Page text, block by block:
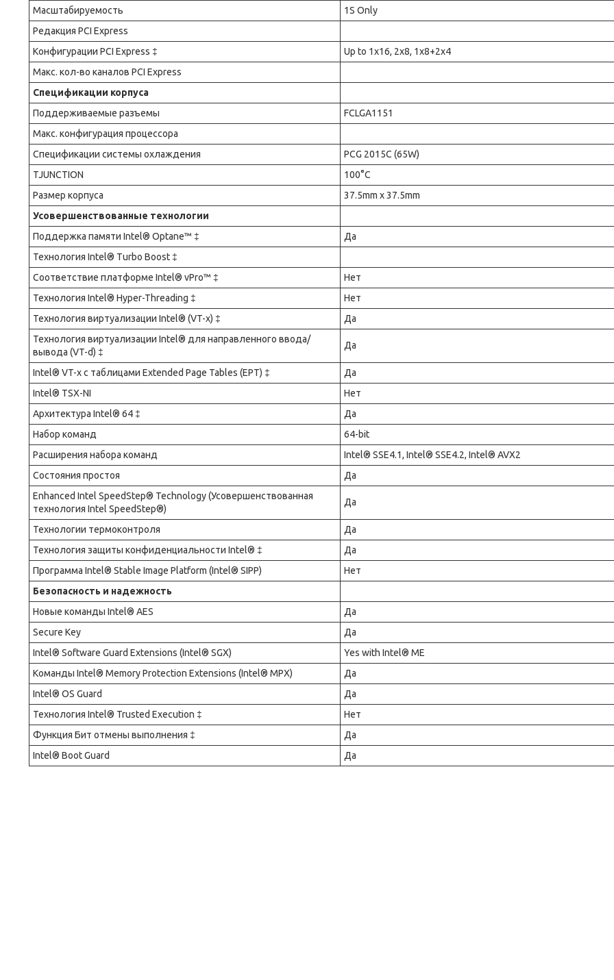
Масштабируемость
1S Only
Редакция PCI Express
Конфигурации PCI Express ‡
Up to 1x16, 2x8, 1x8+2x4
Макс. кол-во каналов PCI Express
Спецификации корпуса
Поддерживаемые разъемы
FCLGA1151
Макс. конфигурация процессора
Спецификации системы охлаждения
PCG 2015C (65W)
TJUNCTION
100°C
Размер корпуса
37.5mm x 37.5mm
Усовершенствованные технологии
Поддержка памяти Intel® Optane™ ‡
Да
Технология Intel® Turbo Boost ‡
Соответствие платформе Intel® vPro™ ‡
Нет
Технология Intel® Hyper-Threading ‡
Нет
Технология виртуализации Intel® (VT-x) ‡
Да
Технология виртуализации Intel® для направленного ввода/
вывода (VT-d) ‡
Да
Intel® VT-x с таблицами Extended Page Tables (EPT) ‡
Да
Intel® TSX-NI
Нет
Архитектура Intel® 64 ‡
Да
Набор команд
64-bit
Расширения набора команд
Intel® SSE4.1, Intel® SSE4.2, Intel® AVX2
Состояния простоя
Да
Enhanced Intel SpeedStep® Technology (Усовершенствованная
технология Intel SpeedStep®)
Да
Технологии термоконтроля
Да
Технология защиты конфиденциальности Intel® ‡
Да
Программа Intel® Stable Image Platform (Intel® SIPP)
Нет
Безопасность и надежность
Новые команды Intel® AES
Да
Secure Key
Да
Intel® Software Guard Extensions (Intel® SGX)
Yes with Intel® ME
Команды Intel® Memory Protection Extensions (Intel® MPX)
Да
Intel® OS Guard
Да
Технология Intel® Trusted Execution ‡
Нет
Функция Бит отмены выполнения ‡
Да
Intel® Boot Guard
Да